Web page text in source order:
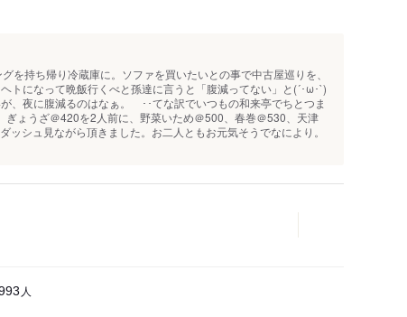
持ち帰り冷蔵庫に。ソファを買いたいとの事で中古屋巡りを、
トになって晩飯行くべと孫達に言うと「腹減ってない」と(´･ω･`)
、夜に腹減るのはなぁ。 ･･てな訳でいつもの和来亭でちとつま
ょうざ＠420を2人前に、野菜いため＠500、春巻＠530、天津
シュ見ながら頂きました。お二人ともお元気そうでなにより。
人